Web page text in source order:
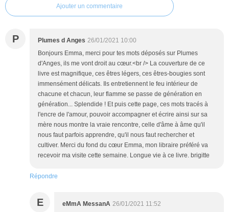
Ajouter un commentaire
P Plumes d Anges 26/01/2021 10:00
Bonjours Emma, merci pour tes mots déposés sur Plumes
d'Anges, ils me vont droit au cœur.<br /> La couverture de ce
livre est magnifique, ces êtres légers, ces êtres-bougies sont
immensément délicats. Ils entretiennent le feu intérieur de
chacune et chacun, leur flamme se passe de génération en
génération... Splendide ! Et puis cette page, ces mots tracés à
l'encre de l'amour, pouvoir accompagner et écrire ainsi sur sa
mère nous montre la vraie rencontre, celle d'âme à âme qu'il
nous faut parfois apprendre, qu'il nous faut rechercher et
cultiver. Merci du fond du cœur Emma, mon libraire préféré va
recevoir ma visite cette semaine. Longue vie à ce livre. brigitte
Répondre
E eMmA MessanA 26/01/2021 11:52